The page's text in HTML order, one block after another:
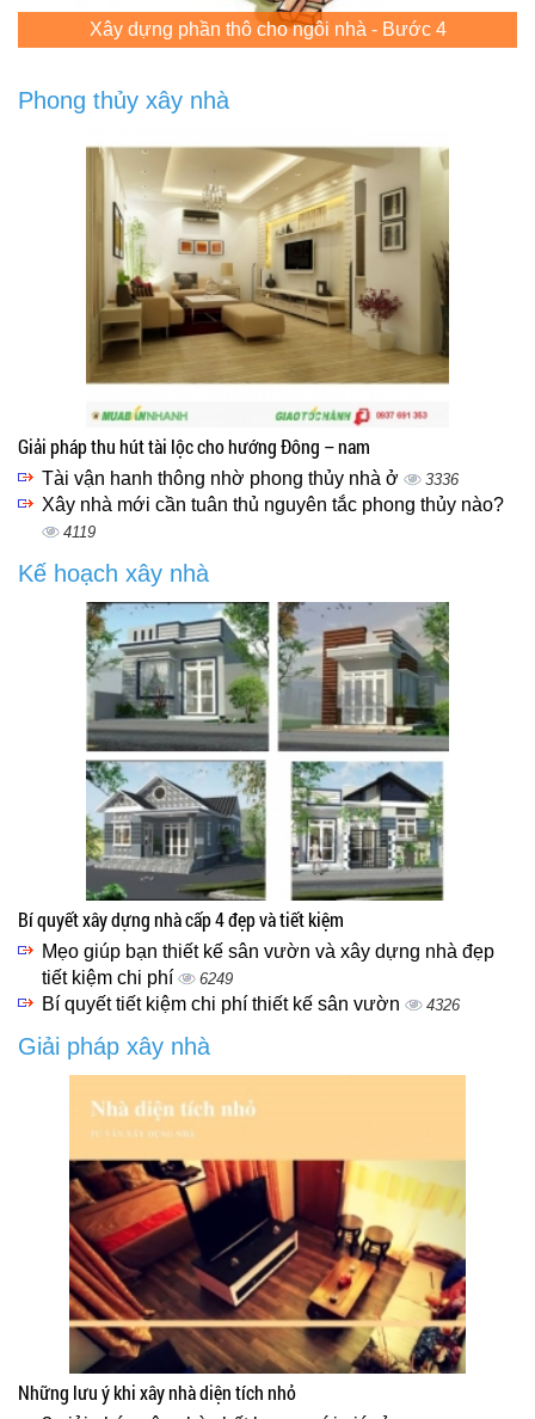
Xây dựng phần thô cho ngôi nhà - Bước 4
Phong thủy xây nhà
Giải pháp thu hút tài lộc cho hướng Đông – nam
Tài vận hanh thông nhờ phong thủy nhà ở 3336
Xây nhà mới cần tuân thủ nguyên tắc phong thủy nào?
4119
Kế hoạch xây nhà
Bí quyết xây dựng nhà cấp 4 đẹp và tiết kiệm
Mẹo giúp bạn thiết kế sân vườn và xây dựng nhà đẹp
tiết kiệm chi phí
6249
Bí quyết tiết kiệm chi phí thiết kế sân vườn 4326
Giải pháp xây nhà
Những lưu ý khi xây nhà diện tích nhỏ